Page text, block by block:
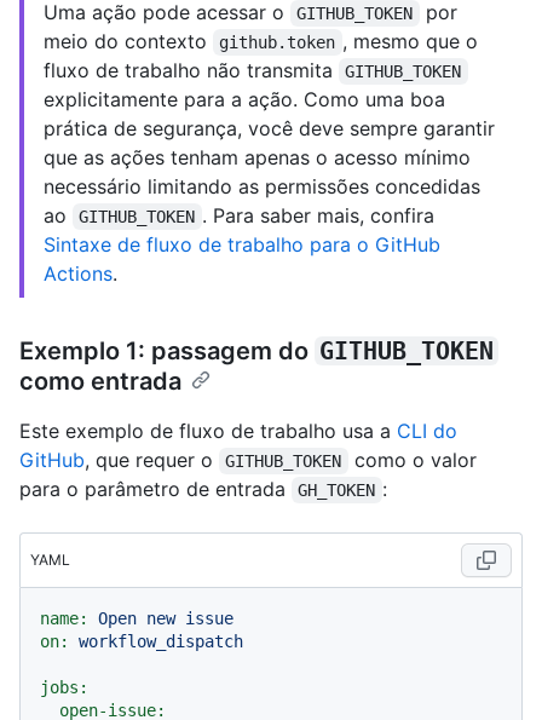
Uma ação pode acessar o
GITHUB_TOKEN
por
meio do contexto
github.token , mesmo que o
fluxo de trabalho não transmita
GITHUB_TOKEN
explicitamente para a ação. Como uma boa
prática de segurança, você deve sempre garantir
que as ações tenham apenas o acesso mínimo
necessário limitando as permissões concedidas
ao
GITHUB_TOKEN . Para saber mais, confira
Sintaxe de fluxo de trabalho para o GitHub
Actions.
Exemplo 1: passagem do GITHUB_TOKEN
como entrada
Este exemplo de fluxo de trabalho usa a CLI do
GitHub, que requer o GITHUB_TOKEN
como o valor
para o parâmetro de entrada
GH_TOKEN :
YAML
name: Open new issue
on:
workflow_dispatch
jobs:
open-issue: